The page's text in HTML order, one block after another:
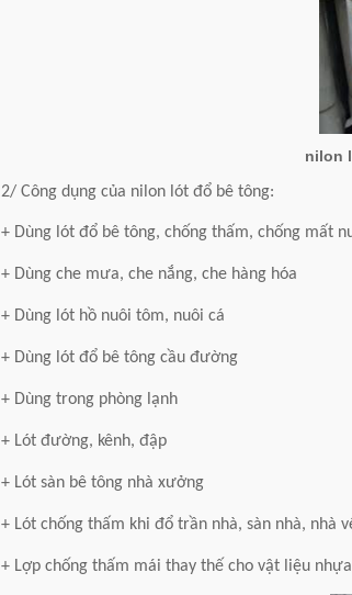
nilon
2/ Công dụng của nilon lót đổ bê tông:
+ Dùng lót đổ bê tông, chống thấm, chống mất
+ Dùng che mưa, che nắng, che hàng hóa
+ Dùng lót hồ nuôi tôm, nuôi cá
+ Dùng lót đổ bê tông cầu đường
+ Dùng trong phòng lạnh
+ Lót đường, kênh, đập
+ Lót sàn bê tông nhà xưởng
+ Lót chống thấm khi đổ trần nhà, sàn nhà, nhà
+ Lợp chống thấm mái thay thế cho vật liệu